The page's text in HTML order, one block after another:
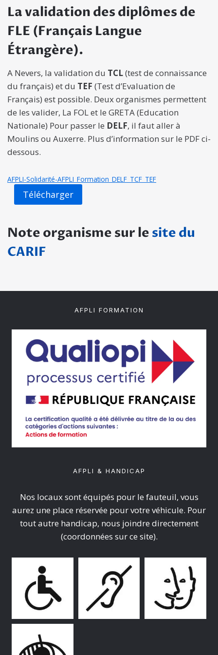
La validation des diplômes de
FLE (Français Langue
Étrangère).
A Nevers, la validation du TCL(test de connaissance
du français) et du TEF (Test d’Evaluation de
Français) est possible. Deux organismes permettent
de les valider, La FOL et le GRETA (Education
Nationale) Pour passer le DELF, il faut aller à
Moulins ou Auxerre. Plus d’information sur le PDF ci-
dessous.
AFPLI-Solidarité-AFPLI_Formation_DELF_TCF_TEF
Télécharger
Note organisme sur lesite du
CARIF
AFPLI FORMATION
AFPLI & HANDICAP
Nos locaux sont équipés pour le fauteuil, vous
aurez une place réservée pour votre véhicule. Pour
tout autre handicap, nous joindre directement
(coordonnées sur ce site).